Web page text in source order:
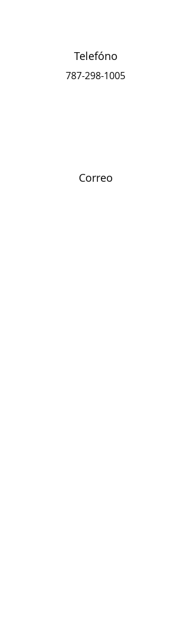
Telefóno
787-298-1005
Correo